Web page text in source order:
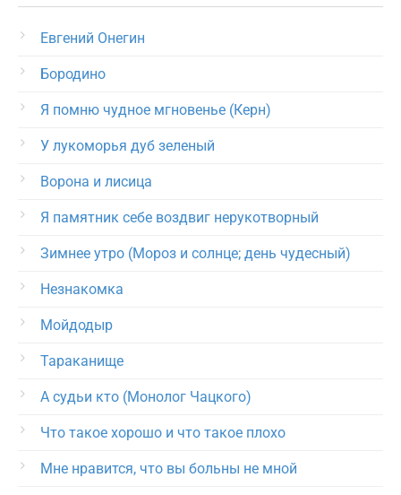
Евгений Онегин
Бородино
Я помню чудное мгновенье (Керн)
У лукоморья дуб зеленый
Ворона и лисица
Я памятник себе воздвиг нерукотворный
Зимнее утро (Мороз и солнце; день чудесный)
Незнакомка
Мойдодыр
Тараканище
А судьи кто (Монолог Чацкого)
Что такое хорошо и что такое плохо
Мне нравится, что вы больны не мной